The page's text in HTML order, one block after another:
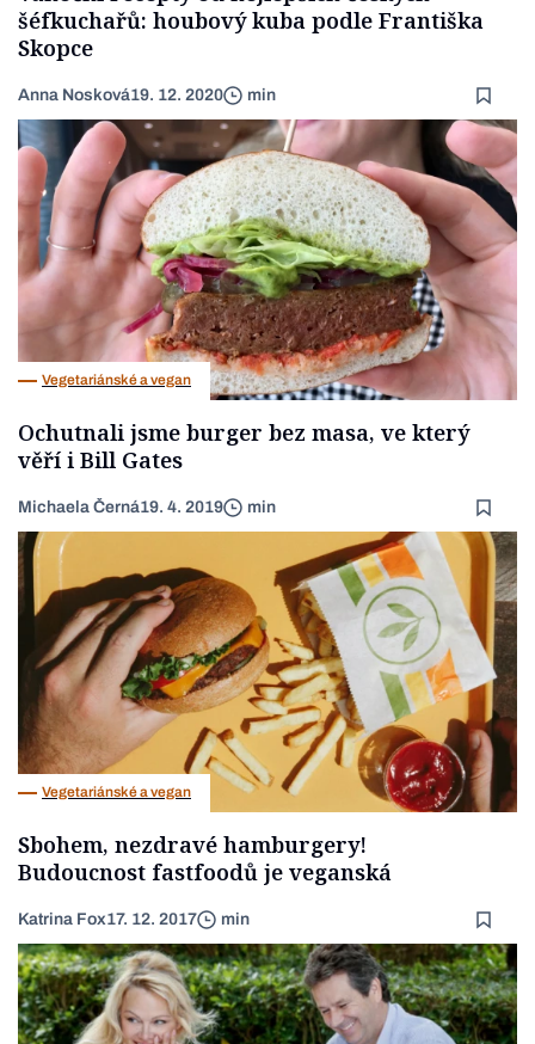
šéfkuchařů: houbový kuba podle Františka
Skopce
Anna Nosková19. 12. 2020 min
Vegetariánské a vegan
Ochutnali jsme burger bez masa, ve který
věří i Bill Gates
Michaela Černá19. 4. 2019 min
Vegetariánské a vegan
Sbohem, nezdravé hamburgery!
Budoucnost fastfoodů je veganská
Katrina Fox17. 12. 2017 min